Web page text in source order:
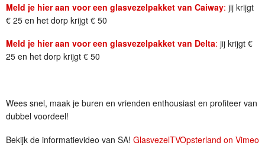
Meld je hier aan voor een glasvezelpakket van Caiway: jij krijgt
€ 25 en het dorp krijgt € 50
Meld je hier aan voor een glasvezelpakket van Delta: jij krijgt €
25 en het dorp krijgt € 50
Wees snel, maak je buren en vrienden enthousiast en profiteer van
dubbel voordeel!
Bekijk de informatievideo van SA! GlasvezelTVOpsterland on Vimeo